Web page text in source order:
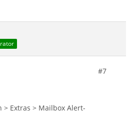
#7
Extras > Mailbox Alert-